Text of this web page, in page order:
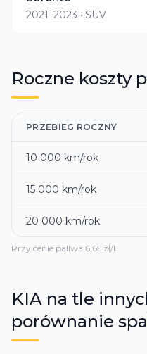
2021–2023 · SUV
Roczne koszty
PRZEBIEG ROCZNY
10 000 km/rok
15 000 km/rok
20 000 km/rok
Przy cenie paliwa 6,65 zł/L
KIA na tle
porównanie